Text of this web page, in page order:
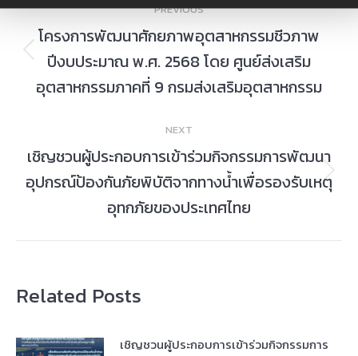
navigation
PREVIOUS
Previous
post:
โครงการพัฒนาศักยภาพอุตสาหกรรมชีวภาพ
ปีงบประมาณ พ.ศ. 2568 โดย ศูนย์ส่งเสริม
อุตสาหกรรมภาคที่ 9 กรมส่งเสริมอุตสาหกรรม
NEXT
Next
post:
เชิญชวนผู้ประกอบการเข้าร่วมกิจกรรมการพัฒนา
อุปกรณ์ป้องกันภัยพิบัติจากทางน้ำเพื่อรองรับเหตุ
อุทกภัยของประเทศไทย
Related Posts
เชิญชวนผู้ประกอบการเข้าร่วมกิจกรรมการ